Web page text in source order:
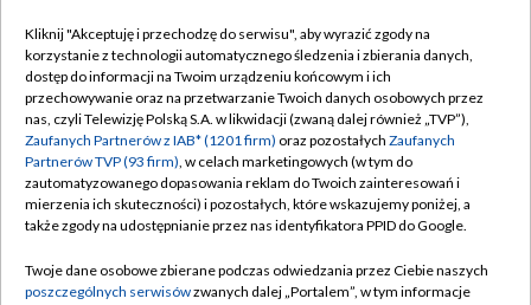
TVP
Abonament TVP
Emisja w TVP
Centrum informacji TVP
Naziemna Telewizja Cyfrowa
Rada Programowa
Regulamin TVP
Polityka prywatności
Moje zgody
Pomoc
Kontakt
Kliknij "Akceptuję i przechodzę do serwisu", aby wyrazić zgody na
korzystanie z technologii automatycznego śledzenia i zbierania danych,
dostęp do informacji na Twoim urządzeniu końcowym i ich
przechowywanie oraz na przetwarzanie Twoich danych osobowych przez
nas, czyli Telewizję Polską S.A. w likwidacji (zwaną dalej również „TVP”),
Zaufanych Partnerów z IAB* (1201 firm) oraz pozostałych Zaufanych
Partnerów TVP (93 firm), w celach marketingowych (w tym do
zautomatyzowanego dopasowania reklam do Twoich zainteresowań i
mierzenia ich skuteczności) i pozostałych, które wskazujemy poniżej, a
także zgody na udostępnianie przez nas identyfikatora PPID do Google.
Twoje dane osobowe zbierane podczas odwiedzania przez Ciebie naszych
poszczególnych serwisówzwanych dalej „Portalem”, w tym informacje